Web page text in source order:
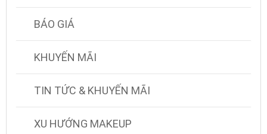
BÁO GIÁ
KHUYẾN MÃI
TIN TỨC & KHUYẾN MÃI
XU HƯỚNG MAKEUP